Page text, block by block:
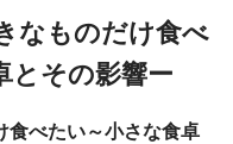
なものだけ食べ
とその影響ー
食べたい～小さな食卓